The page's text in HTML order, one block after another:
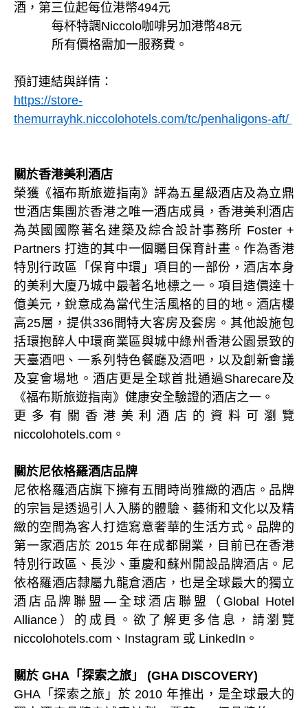
酒，第三位起每位港幣494元
每杯特調Niccolo咖啡另加港幣48元
所有價格需加一服務費。
預訂連結與詳情：
https://store-
themurrayhk.niccolohotels.com/tc/penhaligons-aft/
關於香港美利酒店
榮獲《福布斯旅遊指南》評為五星級酒店及為立鼎
世酒店集團於香港之唯一酒店成員，香港美利酒店
為英國國際著名建築及綜合設計事務所 Foster +
Partners 打造的其中一個矚目保育計畫。作為香港
特別行政區「保育中環」項目的一部份，酒店本身
的美利大廈乃城中最著名地標之一。項目造價達十
億美元，銳意成為當代生活風格的目的地。酒店樓
高25層，提供336間特大客房及套房。其他設施包
括環抱醉人中環商業區與城中綠州香港公園景致的
天臺酒吧、一系列特色餐廳及酒吧，以及創新會議
及宴會場地。酒店更是全球首批通過Sharecare及
《福布斯旅遊指南》健康安全驗證的酒店之一。
更多有關香港美利酒店的資料可瀏覽
niccolohotels.com。
關於尼依格羅酒店品牌
尼依格羅酒店旗下擁有五間時尚雅緻的酒店。品牌
的宗旨是透過引人入勝的體驗、藝術和文化以及精
緻的空間為客人打造寫意奢華的生活方式。品牌的
第一家酒店於 2015 年在成都開業，目前已在香港
特別行政區、長沙、重慶和蘇州開設品牌酒店。尼
依格羅酒店隸屬九龍倉酒店，也是全球最大的獨立
酒店品牌聯盟—全球酒店聯盟（Global Hotel
Alliance）的成員。欲了解更多信息，請瀏覽
niccolohotels.com、Instagram 或 LinkedIn。
關於 GHA「探索之旅」 (GHA DISCOVERY)
GHA「探索之旅」於 2010 年推出，是全球最大的